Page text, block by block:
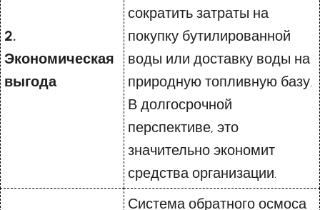
2.
Экономическая
выгода
сократить затраты на
покупку бутилированной
воды или доставку воды на
природную топливную базу.
В долгосрочной
перспективе, это
значительно экономит
средства организации.
Система обратного осмоса